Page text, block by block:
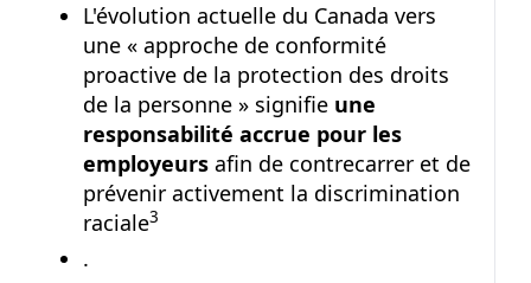
L'évolution actuelle du Canada vers
une « approche de conformité
proactive de la protection des droits
de la personne » signifie une
responsabilité accrue pour les
employeurs afin de contrecarrer et de
prévenir activement la discrimination
racialeNote de bas de page
3
.